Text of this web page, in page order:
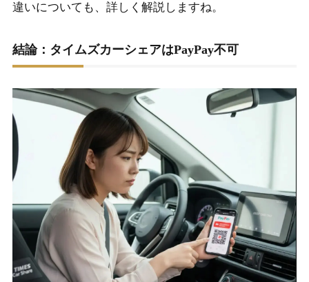
デビットカードは使える？
2. タイムズカーシェアでPayPayポイントを貯める
タイムズポイントとの二重取り
dカーシェアの支払い方法
2-4. 三井のカーシェアーズ(旧カレコ)の決済ルール
2-5. タイムズカーシェアとPayPay利用のまとめ
違いについても、詳しく解説しますね。
結論：タイムズカーシェアはPayPay不可